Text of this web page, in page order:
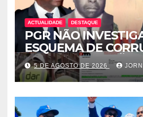
ACTUALIDADE DESTAQUE
PGR NÃO
ESQUEMA DE
SAQUE DE
ESTADO QUE
ÓSCAR TITO
FERNANDES
POR EDELTRUDES
5 DE AGOSTO DE 2026